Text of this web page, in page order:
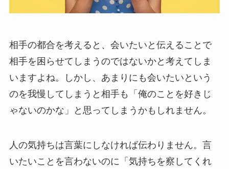
相手の都合を考えると、会いたいと伝えることで
相手を困らせてしまうのではないかと考えてしま
いますよね。しかし、あまりにも会いたいという
のを我慢してしまうと相手も「俺のことを好きじ
ゃないのかな」と思ってしまうかもしれません。
人の気持ちは言葉にしなければ伝わりません。言
いたいことを言わないのに「気持ちを察してくれ